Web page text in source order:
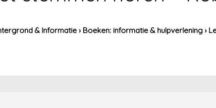
& Informatie › Boeken: informatie & hulpverlening ›